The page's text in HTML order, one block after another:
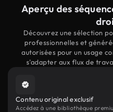
Aperçu des
Découvrez une sélection
professionnelles et
autorisées pour un usage
s'adapter aux flux de
Contenu original exclusif
Accédez à une bibliothèque